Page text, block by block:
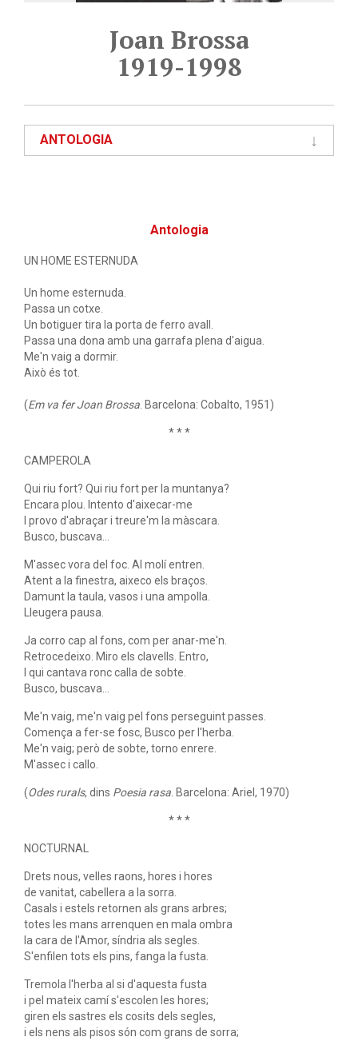
Joan Brossa
1919-1998
ANTOLOGIA
Antologia
UN HOME ESTERNUDA
Un home esternuda.
Passa un cotxe.
Un botiguer tira la porta de ferro avall.
Passa una dona amb una garrafa plena d'aigua.
Me'n vaig a dormir.
Això és tot.
(Em va fer Joan Brossa . Barcelona: Cobalto, 1951)
* * *
CAMPEROLA
Qui riu fort? Qui riu fort per la muntanya?
Encara plou. Intento d'aixecar-me
I provo d'abraçar i treure'm la màscara.
Busco, buscava…
M'assec vora del foc. Al molí entren.
Atent a la finestra, aixeco els braços.
Damunt la taula, vasos i una ampolla.
Lleugera pausa.
Ja corro cap al fons, com per anar-me'n.
Retrocedeixo. Miro els clavells. Entro,
I qui cantava ronc calla de sobte.
Busco, buscava…
Me'n vaig, me'n vaig pel fons perseguint passes.
Comença a fer-se fosc, Busco per l'herba.
Me'n vaig; però de sobte, torno enrere.
M'assec i callo.
(Odes rurals, dins Poesia rasa . Barcelona: Ariel, 1970)
* * *
NOCTURNAL
Drets nous, velles raons, hores i hores
de vanitat, cabellera a la sorra.
Casals i estels retornen als grans arbres;
totes les mans arrenquen en mala ombra
la cara de l'Amor, síndria als segles.
S'enfilen tots els pins, fanga la fusta.
Tremola l'herba al si d'aquesta fusta
i pel mateix camí s'escolen les hores;
giren els sastres els cosits dels segles,
i els nens als pisos són com grans de sorra;